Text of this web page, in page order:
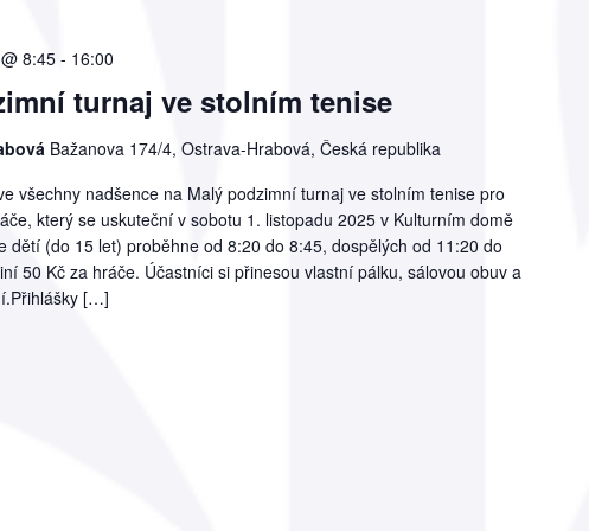
turnaj ve stolním tenise
8:45 - 16:00
Bažanova 174/4, Ostrava-Hrabová, Česká republika
všechny nadšence na Malý podzimní turnaj ve stolním tenise pro
který se uskuteční v sobotu 1. listopadu 2025 v Kulturním domě
dětí (do 15 let) proběhne od 8:20 do 8:45, dospělých od 11:20 do
50 Kč za hráče. Účastníci si přinesou vlastní pálku, sálovou obuv a
[…]